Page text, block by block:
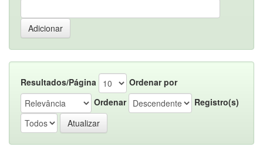
Resultados/Página
Ordenar por
Ordenar
Registro(s)